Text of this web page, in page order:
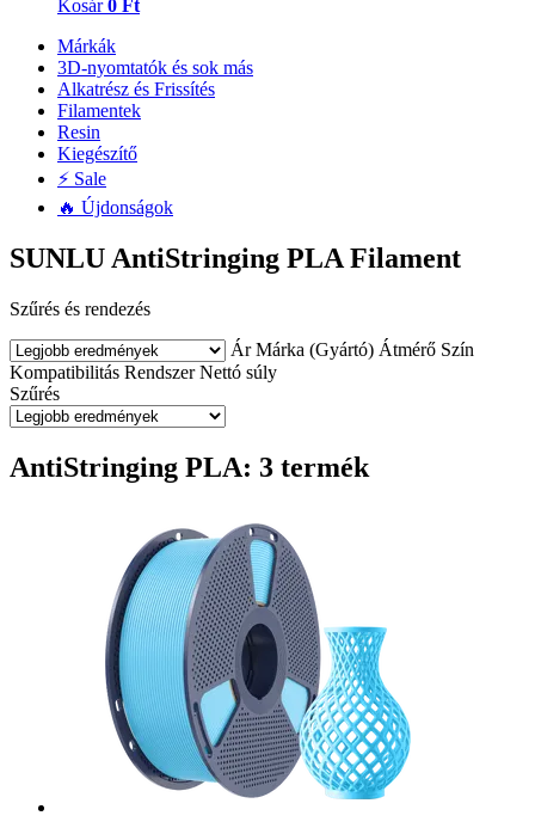
Kosár 0 Ft
Márkák
3D-nyomtatók és sok más
Alkatrész és Frissítés
Filamentek
Resin
Kiegészítő
⚡ Sale
🔥 Újdonságok
SUNLU AntiStringing PLA Filament
Szűrés és rendezés
Ár Márka (Gyártó) Átmérő Szín
Kompatibilitás Rendszer Nettó súly
Szűrés
AntiStringing PLA: 3 termék